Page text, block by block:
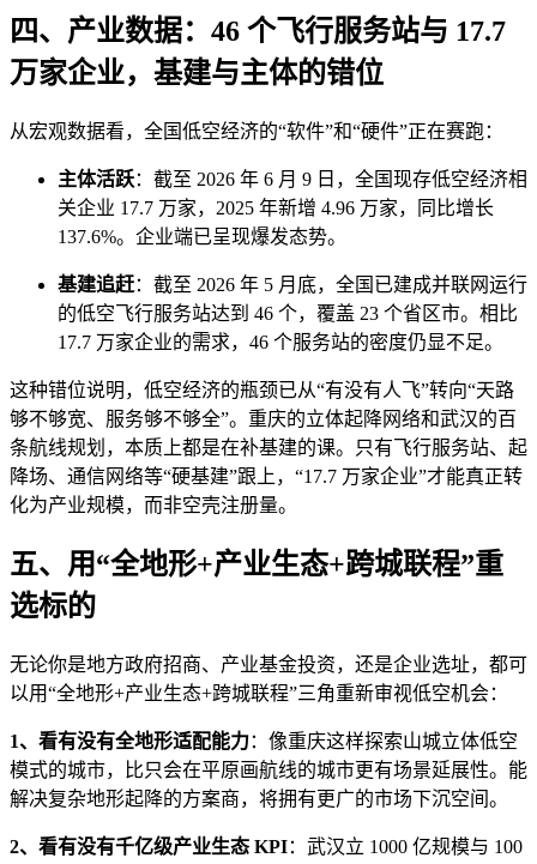
四、产业数据：46 个飞行服务站与 17.7
万家企业，基建与主体的错位
从宏观数据看，全国低空经济的“软件”和“硬件”正在赛跑：
主体活跃：截至 2026 年 6 月 9 日，全国现存低空经济相
关企业 17.7 万家，2025 年新增 4.96 万家，同比增长
137.6%。企业端已呈现爆发态势。
基建追赶：截至 2026 年 5 月底，全国已建成并联网运行
的低空飞行服务站达到 46 个，覆盖 23 个省区市。相比
17.7 万家企业的需求，46 个服务站的密度仍显不足。
这种错位说明，低空经济的瓶颈已从“有没有人飞”转向“天路
够不够宽、服务够不够全”。重庆的立体起降网络和武汉的百
条航线规划，本质上都是在补基建的课。只有飞行服务站、起
降场、通信网络等“硬基建”跟上，“17.7 万家企业”才能真正转
化为产业规模，而非空壳注册量。
五、用“全地形+产业生态+跨城联程”重
选标的
无论你是地方政府招商、产业基金投资，还是企业选址，都可
以用“全地形+产业生态+跨城联程”三角重新审视低空机会：
1、看有没有全地形适配能力：像重庆这样探索山城立体低空
模式的城市，比只会在平原画航线的城市更有场景延展性。能
解决复杂地形起降的方案商，将拥有更广的市场下沉空间。
2、看有没有千亿级产业生态 KPI：武汉立 1000 亿规模与 100